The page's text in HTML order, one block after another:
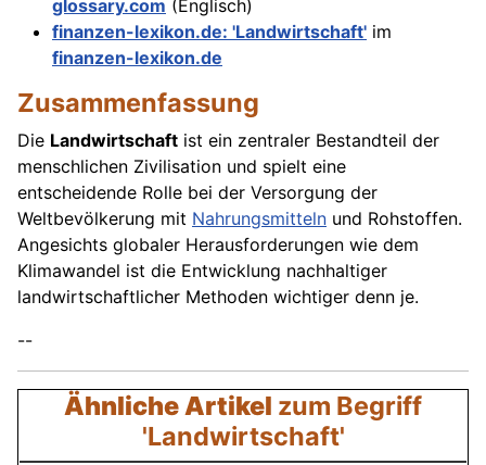
glossary.com (Englisch)
finanzen-lexikon.de: 'Landwirtschaft' im
finanzen-lexikon.de
Zusammenfassung
Die Landwirtschaft ist ein zentraler Bestandteil der
menschlichen Zivilisation und spielt eine
entscheidende Rolle bei der Versorgung der
Weltbevölkerung mit Nahrungsmitteln und Rohstoffen.
Angesichts globaler Herausforderungen wie dem
Klimawandel ist die Entwicklung nachhaltiger
landwirtschaftlicher Methoden wichtiger denn je.
--
Ähnliche Artikel zum Begriff
'Landwirtschaft'